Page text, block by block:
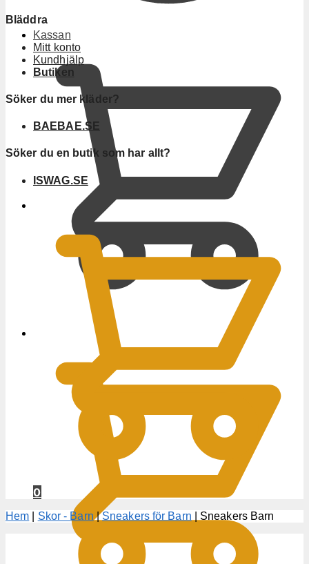
Kassan
Bläddra
Mitt konto
Kundhjälp
Butiken
Söker du mer kläder?
BAEBAE.SE
Söker du en butik som har allt?
ISWAG.SE
0
Hem Skor - Barn|Sneakers för Barn Sneakers Barn